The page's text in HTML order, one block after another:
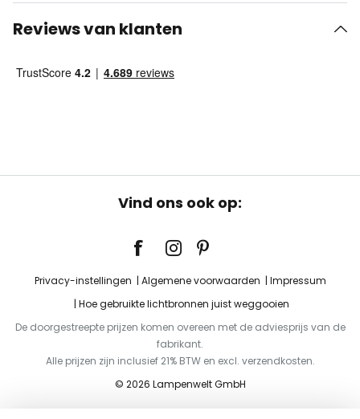
Reviews van klanten
Vind ons ook op:
Privacy-instellingen Algemene voorwaarden
Impressum
Hoe gebruikte lichtbronnen juist weggooien
De doorgestreepte prijzen komen overeen met de adviesprijs van de
fabrikant.
Alle prijzen zijn inclusief 21% BTW en excl. verzendkosten.
© 2026 Lampenwelt GmbH